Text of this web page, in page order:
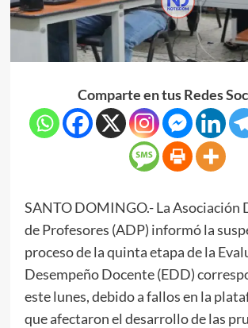
Comparte en tus Redes
SANTO DOMINGO.- La Asociación
de Profesores (ADP) informó la
proceso de la quinta etapa de la
Desempeño Docente (EDD)
este lunes, debido a fallos en la
que afectaron el desarrollo de las